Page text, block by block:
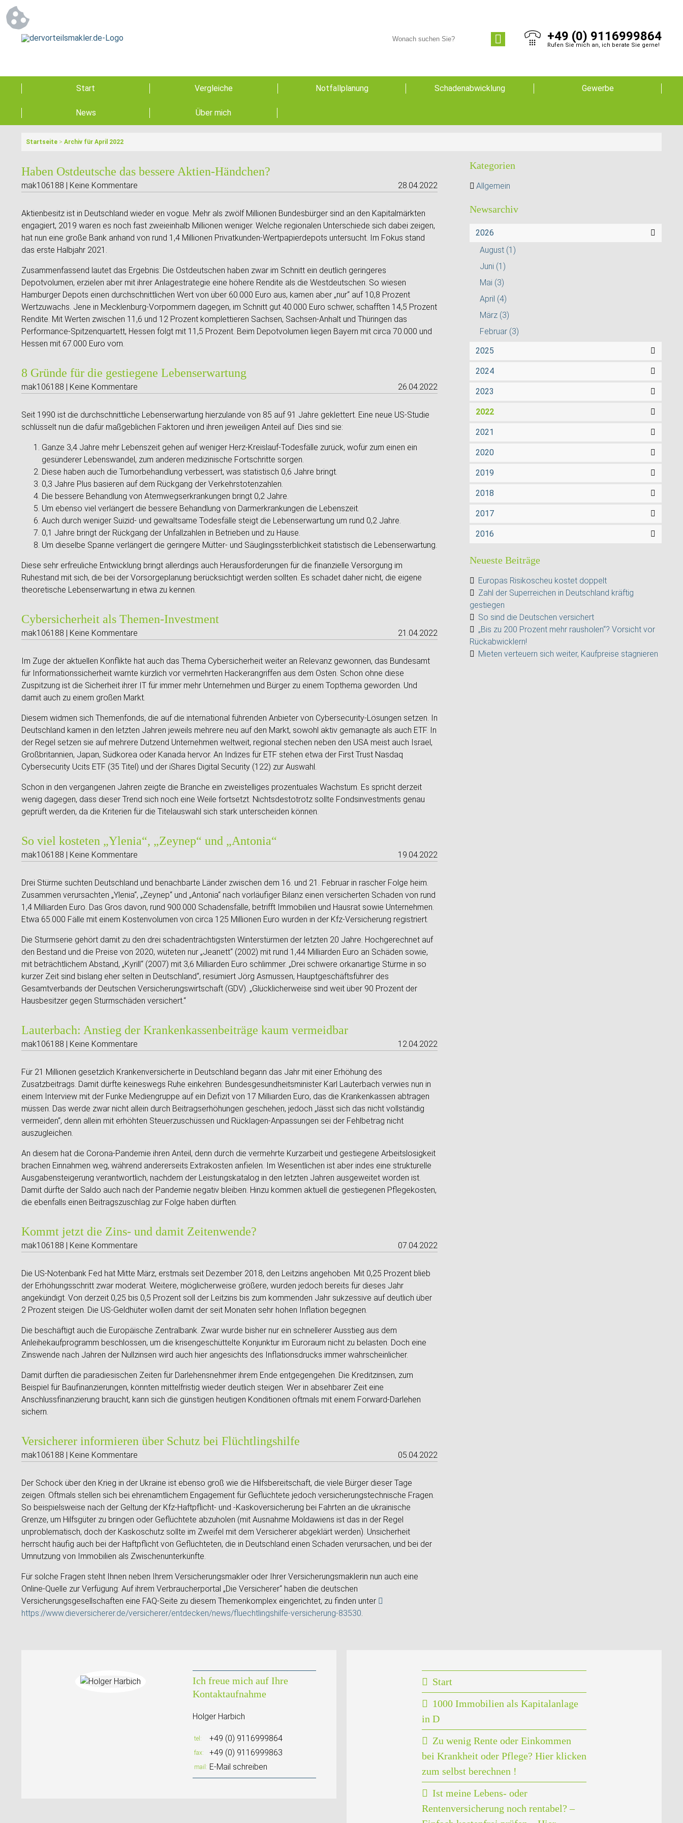
+49 (0) 9116999864
Rufen Sie mich an, ich berate Sie gerne!
Start Vergleiche Notfallplanung Schadenabwicklung Gewerbe
News Über mich
Startseite > Archiv für April 2022
Haben Ostdeutsche das bessere Aktien-Händchen?
mak106188 | Keine Kommentare 28.04.2022
Aktienbesitz ist in Deutschland wieder en vogue. Mehr als zwölf Millionen Bundesbürger sind an den Kapitalmärkten
engagiert, 2019 waren es noch fast zweieinhalb Millionen weniger. Welche regionalen Unterschiede sich dabei zeigen,
hat nun eine große Bank anhand von rund 1,4 Millionen Privatkunden-Wertpapierdepots untersucht. Im Fokus stand
das erste Halbjahr 2021.
Zusammenfassend lautet das Ergebnis: Die Ostdeutschen haben zwar im Schnitt ein deutlich geringeres
Depotvolumen, erzielen aber mit ihrer Anlagestrategie eine höhere Rendite als die Westdeutschen. So wiesen
Hamburger Depots einen durchschnittlichen Wert von über 60.000 Euro aus, kamen aber „nur“ auf 10,8 Prozent
Wertzuwachs. Jene in Mecklenburg-Vorpommern dagegen, im Schnitt gut 40.000 Euro schwer, schafften 14,5 Prozent
Rendite. Mit Werten zwischen 11,6 und 12 Prozent komplettieren Sachsen, Sachsen-Anhalt und Thüringen das
Performance-Spitzenquartett, Hessen folgt mit 11,5 Prozent. Beim Depotvolumen liegen Bayern mit circa 70.000 und
Hessen mit 67.000 Euro vorn.
8 Gründe für die gestiegene Lebenserwartung
mak106188 | Keine Kommentare 26.04.2022
Seit 1990 ist die durchschnittliche Lebenserwartung hierzulande von 85 auf 91 Jahre geklettert. Eine neue US-Studie
schlüsselt nun die dafür maßgeblichen Faktoren und ihren jeweiligen Anteil auf. Dies sind sie:
Ganze 3,4 Jahre mehr Lebenszeit gehen auf weniger Herz-Kreislauf-Todesfälle zurück, wofür zum einen ein
gesünderer Lebenswandel, zum anderen medizinische Fortschritte sorgen.
Diese haben auch die Tumorbehandlung verbessert, was statistisch 0,6 Jahre bringt.
0,3 Jahre Plus basieren auf dem Rückgang der Verkehrstotenzahlen.
Die bessere Behandlung von Atemwegserkrankungen bringt 0,2 Jahre.
Um ebenso viel verlängert die bessere Behandlung von Darmerkrankungen die Lebenszeit.
Auch durch weniger Suizid- und gewaltsame Todesfälle steigt die Lebenserwartung um rund 0,2 Jahre.
0,1 Jahre bringt der Rückgang der Unfallzahlen in Betrieben und zu Hause.
Um dieselbe Spanne verlängert die geringere Mütter- und Säuglingssterblichkeit statistisch die Lebenserwartung.
Diese sehr erfreuliche Entwicklung bringt allerdings auch Herausforderungen für die finanzielle Versorgung im
Ruhestand mit sich, die bei der Vorsorgeplanung berücksichtigt werden sollten. Es schadet daher nicht, die eigene
theoretische Lebenserwartung in etwa zu kennen.
Cybersicherheit als Themen-Investment
mak106188 | Keine Kommentare 21.04.2022
Im Zuge der aktuellen Konflikte hat auch das Thema Cybersicherheit weiter an Relevanz gewonnen, das Bundesamt
für Informationssicherheit warnte kürzlich vor vermehrten Hackerangriffen aus dem Osten. Schon ohne diese
Zuspitzung ist die Sicherheit ihrer IT für immer mehr Unternehmen und Bürger zu einem Topthema geworden. Und
damit auch zu einem großen Markt.
Diesem widmen sich Themenfonds, die auf die international führenden Anbieter von Cybersecurity-Lösungen setzen. In
Deutschland kamen in den letzten Jahren jeweils mehrere neu auf den Markt, sowohl aktiv gemanagte als auch ETF. In
der Regel setzen sie auf mehrere Dutzend Unternehmen weltweit, regional stechen neben den USA meist auch Israel,
Großbritannien, Japan, Südkorea oder Kanada hervor. An Indizes für ETF stehen etwa der First Trust Nasdaq
Cybersecurity Ucits ETF (35 Titel) und der iShares Digital Security (122) zur Auswahl.
Schon in den vergangenen Jahren zeigte die Branche ein zweistelliges prozentuales Wachstum. Es spricht derzeit
wenig dagegen, dass dieser Trend sich noch eine Weile fortsetzt. Nichtsdestotrotz sollte Fondsinvestments genau
geprüft werden, da die Kriterien für die Titelauswahl sich stark unterscheiden können.
So viel kosteten „Ylenia“, „Zeynep“ und „Antonia“
mak106188 | Keine Kommentare 19.04.2022
Drei Stürme suchten Deutschland und benachbarte Länder zwischen dem 16. und 21. Februar in rascher Folge heim.
Zusammen verursachten „Ylenia“, „Zeynep“ und „Antonia“ nach vorläufiger Bilanz einen versicherten Schaden von rund
1,4 Milliarden Euro. Das Gros davon, rund 900.000 Schadensfälle, betrifft Immobilien und Hausrat sowie Unternehmen.
Etwa 65.000 Fälle mit einem Kostenvolumen von circa 125 Millionen Euro wurden in der Kfz-Versicherung registriert.
Die Sturmserie gehört damit zu den drei schadenträchtigsten Winterstürmen der letzten 20 Jahre. Hochgerechnet auf
den Bestand und die Preise von 2020, wüteten nur „Jeanett“ (2002) mit rund 1,44 Milliarden Euro an Schäden sowie,
mit beträchtlichem Abstand, „Kyrill“ (2007) mit 3,6 Milliarden Euro schlimmer. „Drei schwere orkanartige Stürme in so
kurzer Zeit sind bislang eher selten in Deutschland“, resümiert Jörg Asmussen, Hauptgeschäftsführer des
Gesamtverbands der Deutschen Versicherungswirtschaft (GDV). „Glücklicherweise sind weit über 90 Prozent der
Hausbesitzer gegen Sturmschäden versichert.“
Lauterbach: Anstieg der Krankenkassenbeiträge kaum vermeidbar
mak106188 | Keine Kommentare 12.04.2022
Für 21 Millionen gesetzlich Krankenversicherte in Deutschland begann das Jahr mit einer Erhöhung des
Zusatzbeitrags. Damit dürfte keineswegs Ruhe einkehren: Bundesgesundheitsminister Karl Lauterbach verwies nun in
einem Interview mit der Funke Mediengruppe auf ein Defizit von 17 Milliarden Euro, das die Krankenkassen abtragen
müssen. Das werde zwar nicht allein durch Beitragserhöhungen geschehen, jedoch „lässt sich das nicht vollständig
vermeiden“, denn allein mit erhöhten Steuerzuschüssen und Rücklagen-Anpassungen sei der Fehlbetrag nicht
auszugleichen.
An diesem hat die Corona-Pandemie ihren Anteil, denn durch die vermehrte Kurzarbeit und gestiegene Arbeitslosigkeit
brachen Einnahmen weg, während andererseits Extrakosten anfielen. Im Wesentlichen ist aber indes eine strukturelle
Ausgabensteigerung verantwortlich, nachdem der Leistungskatalog in den letzten Jahren ausgeweitet worden ist.
Damit dürfte der Saldo auch nach der Pandemie negativ bleiben. Hinzu kommen aktuell die gestiegenen Pflegekosten,
die ebenfalls einen Beitragszuschlag zur Folge haben dürften.
Kommt jetzt die Zins- und damit Zeitenwende?
mak106188 | Keine Kommentare 07.04.2022
Die US-Notenbank Fed hat Mitte März, erstmals seit Dezember 2018, den Leitzins angehoben. Mit 0,25 Prozent blieb
der Erhöhungsschritt zwar moderat. Weitere, möglicherweise größere, wurden jedoch bereits für dieses Jahr
angekündigt. Von derzeit 0,25 bis 0,5 Prozent soll der Leitzins bis zum kommenden Jahr sukzessive auf deutlich über
2 Prozent steigen. Die US-Geldhüter wollen damit der seit Monaten sehr hohen Inflation begegnen.
Die beschäftigt auch die Europäische Zentralbank. Zwar wurde bisher nur ein schnellerer Ausstieg aus dem
Anleihekaufprogramm beschlossen, um die krisengeschüttelte Konjunktur im Euroraum nicht zu belasten. Doch eine
Zinswende nach Jahren der Nullzinsen wird auch hier angesichts des Inflationsdrucks immer wahrscheinlicher.
Damit dürften die paradiesischen Zeiten für Darlehensnehmer ihrem Ende entgegengehen. Die Kreditzinsen, zum
Beispiel für Baufinanzierungen, könnten mittelfristig wieder deutlich steigen. Wer in absehbarer Zeit eine
Anschlussfinanzierung braucht, kann sich die günstigen heutigen Konditionen oftmals mit einem Forward-Darlehen
sichern.
Versicherer informieren über Schutz bei Flüchtlingshilfe
mak106188 | Keine Kommentare 05.04.2022
Der Schock über den Krieg in der Ukraine ist ebenso groß wie die Hilfsbereitschaft, die viele Bürger dieser Tage
zeigen. Oftmals stellen sich bei ehrenamtlichem Engagement für Geflüchtete jedoch versicherungstechnische Fragen.
So beispielsweise nach der Geltung der Kfz-Haftpflicht- und -Kaskoversicherung bei Fahrten an die ukrainische
Grenze, um Hilfsgüter zu bringen oder Geflüchtete abzuholen (mit Ausnahme Moldawiens ist das in der Regel
unproblematisch, doch der Kaskoschutz sollte im Zweifel mit dem Versicherer abgeklärt werden). Unsicherheit
herrscht häufig auch bei der Haftpflicht von Geflüchteten, die in Deutschland einen Schaden verursachen, und bei der
Umnutzung von Immobilien als Zwischenunterkünfte.
Für solche Fragen steht Ihnen neben Ihrem Versicherungsmakler oder Ihrer Versicherungsmaklerin nun auch eine
Online-Quelle zur Verfügung: Auf ihrem Verbraucherportal „Die Versicherer“ haben die deutschen
Versicherungsgesellschaften eine FAQ-Seite zu diesem Themenkomplex eingerichtet, zu finden unter
https://www.dieversicherer.de/versicherer/entdecken/news/fluechtlingshilfe-versicherung-83530.
Kategorien
Allgemein
Newsarchiv
2026
August (1)
Juni (1)
Mai (3)
April (4)
März (3)
Februar (3)
2025
2024
2023
2022
2021
2020
2019
2018
2017
2016
Neueste Beiträge
Europas Risikoscheu kostet doppelt
Zahl der Superreichen in Deutschland kräftig
gestiegen
So sind die Deutschen versichert
„Bis zu 200 Prozent mehr rausholen“? Vorsicht vor
Rückabwicklern!
Mieten verteuern sich weiter, Kaufpreise stagnieren
Ich freue mich auf Ihre
Kontaktaufnahme
Holger Harbich
tel +49 (0) 9116999864
fax +49 (0) 9116999863
mail E-Mail schreiben
Start
1000 Immobilien als Kapitalanlage
in D
Zu wenig Rente oder Einkommen
bei Krankheit oder Pflege? Hier klicken
zum selbst berechnen !
Ist meine Lebens- oder
Rentenversicherung noch rentabel? –